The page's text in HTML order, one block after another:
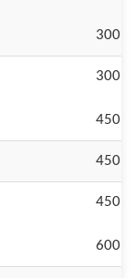
300
300
450
450
450
600